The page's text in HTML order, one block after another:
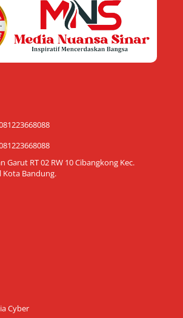
Top
Garut RT 02 RW 10 Cibangkong Kec.
Kota Bandung.
Cyber